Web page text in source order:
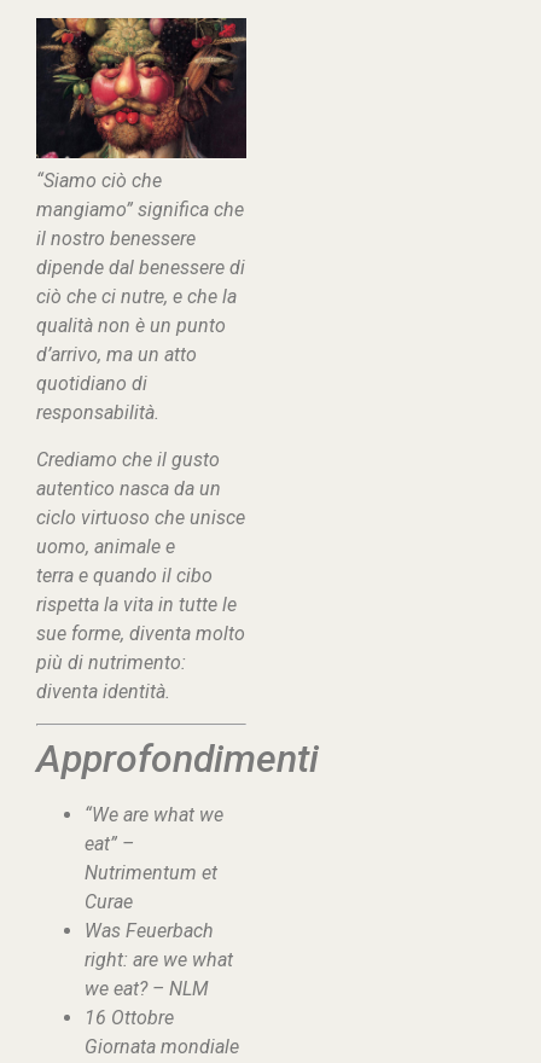
“Siamo ciò che
mangiamo” significa che
il nostro benessere
dipende dal benessere di
ciò che ci nutre, e che la
qualità non è un punto
d’arrivo, ma un atto
quotidiano di
responsabilità.
Crediamo che il gusto
autentico nasca da un
ciclo virtuoso che unisce
uomo, animale e
terra e quando il cibo
rispetta la vita in tutte le
sue forme, diventa molto
più di nutrimento:
diventa identità.
Approfondimenti
“We are what we
eat” –
Nutrimentum et
Curae
Was Feuerbach
right: are we what
we eat? – NLM
16 Ottobre
Giornata mondiale